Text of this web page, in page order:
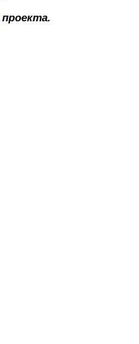
проекта.